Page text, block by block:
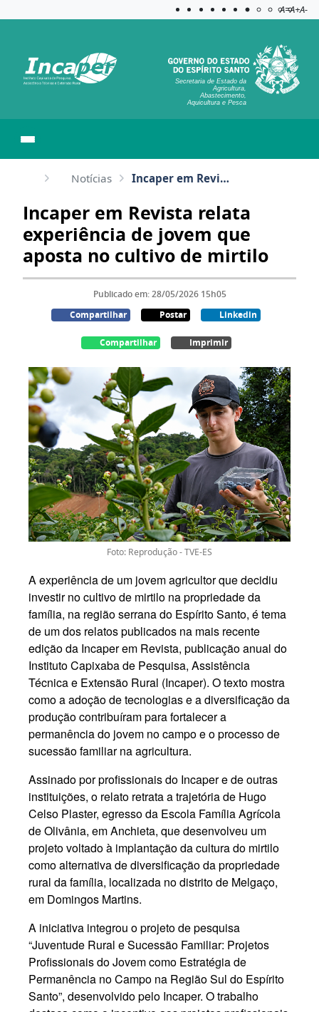
Aplicar
A=A+A-
Secretaria de Estado da
Agricultura,
Abastecimento,
Aquicultura e Pesca
Notícias Incaper em Revista relata experiência de jovem que aposta no cultivo de mirtilo
Incaper em Revista relata
experiência de jovem que
aposta no cultivo de mirtilo
Publicado em: 28/05/2026 15h05
Compartilhar
Postar Linkedin
Compartilhar Imprimir
Foto: Reprodução - TVE-ES
A experiência de um jovem agricultor que decidiu
investir no cultivo de mirtilo na propriedade da
família, na região serrana do Espírito Santo, é tema
de um dos relatos publicados na mais recente
edição da Incaper em Revista, publicação anual do
Instituto Capixaba de Pesquisa, Assistência
Técnica e Extensão Rural (Incaper). O texto mostra
como a adoção de tecnologias e a diversificação da
produção contribuíram para fortalecer a
permanência do jovem no campo e o processo de
sucessão familiar na agricultura.
Assinado por profissionais do Incaper e de outras
instituições, o relato retrata a trajetória de Hugo
Celso Plaster, egresso da Escola Família Agrícola
de Olivânia, em Anchieta, que desenvolveu um
projeto voltado à implantação da cultura do mirtilo
como alternativa de diversificação da propriedade
rural da família, localizada no distrito de Melgaço,
em Domingos Martins.
A iniciativa integrou o projeto de pesquisa
“Juventude Rural e Sucessão Familiar: Projetos
Profissionais do Jovem como Estratégia de
Permanência no Campo na Região Sul do Espírito
Santo”, desenvolvido pelo Incaper. O trabalho